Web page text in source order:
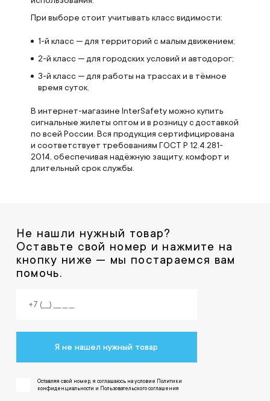
При выборе стоит учитывать класс видимости:
1-й класс — для территорий с малым движением;
2-й класс — для городских условий и автодорог;
3-й класс — для работы на трассах и в тёмное
время суток.
В интернет-магазине InterSafety можно купить
сигнальные жилеты оптом и в розницу с доставкой
по всей России. Вся продукция сертифицирована
и соответствует требованиям ГОСТ Р 12.4.281-
2014, обеспечивая надёжную защиту, комфорт и
длительный срок службы.
Не нашли нужный товар?
Оставьте свой номер и нажмите на
кнопку ниже — мы постараемся вам
помочь.
Я не нашел нужный товар
Оставляя свой номер, я соглашаюсь на условие Политики
конфиденциальности и Пользовательского соглашения